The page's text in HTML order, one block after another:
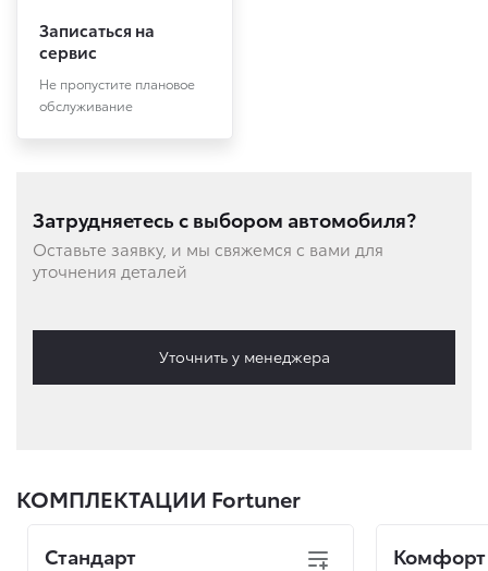
Записаться на
сервис
Не пропустите плановое
обслуживание
Затрудняетесь с выбором автомобиля?
Оставьте заявку, и мы свяжемся с вами для
уточнения деталей
Уточнить у менеджера
КОМПЛЕКТАЦИИ Fortuner
Стандарт Комфорт